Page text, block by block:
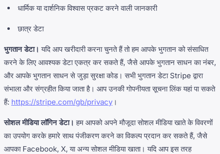
धार्मिक या दार्शनिक विश्वास प्रकट करने वाली जानकारी
छात्र डेटा
भुगतान डेटा। यदि आप खरीदारी करना चुनते हैं तो हम आपके भुगतान को संसाधित
करने के लिए आवश्यक डेटा एकत्र कर सकते हैं, जैसे आपके भुगतान साधन का नंबर,
और आपके भुगतान साधन से जुड़ा सुरक्षा कोड। सभी भुगतान डेटा Stripe द्वारा
संभाला और संग्रहीत किया जाता है। आप उनकी गोपनीयता सूचना लिंक यहां पा सकते
हैं: https://stripe.com/gb/privacy ।
सोशल मीडिया लॉगिन डेटा। हम आपको अपने मौजूदा सोशल मीडिया खाते के विवरणों
का उपयोग करके हमारे साथ पंजीकरण करने का विकल्प प्रदान कर सकते हैं, जैसे
आपका Facebook, X, या अन्य सोशल मीडिया खाता। यदि आप इस तरह